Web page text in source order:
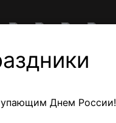
Днем России!